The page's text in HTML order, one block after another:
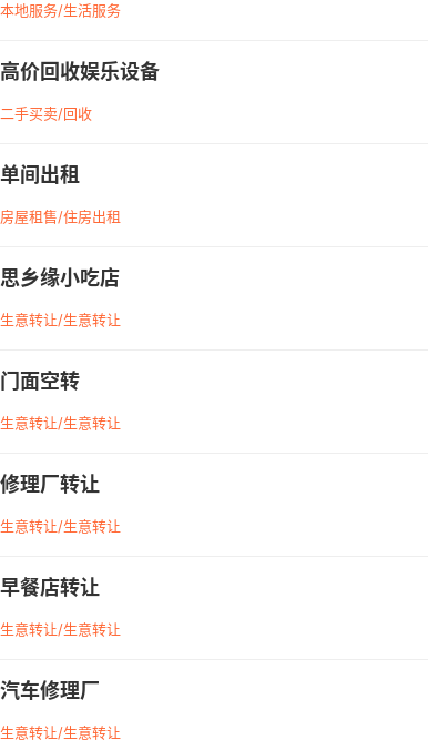
本地服务/生活服务
高价回收娱乐设备
二手买卖/回收
单间出租
房屋租售/住房出租
思乡缘小吃店
生意转让/生意转让
门面空转
生意转让/生意转让
修理厂转让
生意转让/生意转让
早餐店转让
生意转让/生意转让
汽车修理厂
生意转让/生意转让